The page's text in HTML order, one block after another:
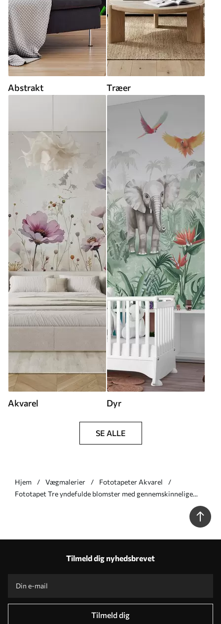
Abstrakt Træer
Akvarel Dyr
SE ALLE
Hjem Vægmalerier
Fototapeter Akvarel
Fototapet Tre yndefulde blomster med gennemskinnelige
kronblade, sammenflettet med bånd af lys og vind i sepia Nr.
Tilmeld dig nyhedsbrevet
Tilmeld dig